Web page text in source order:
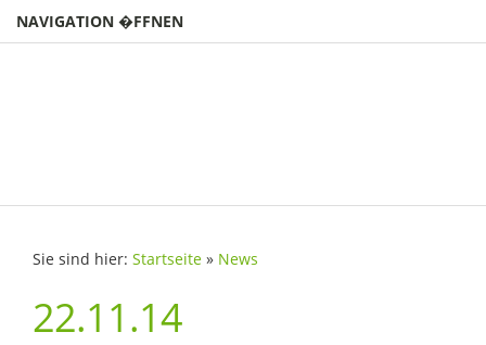
NAVIGATION �FFNEN
Sie sind hier: Startseite » News
22.11.14